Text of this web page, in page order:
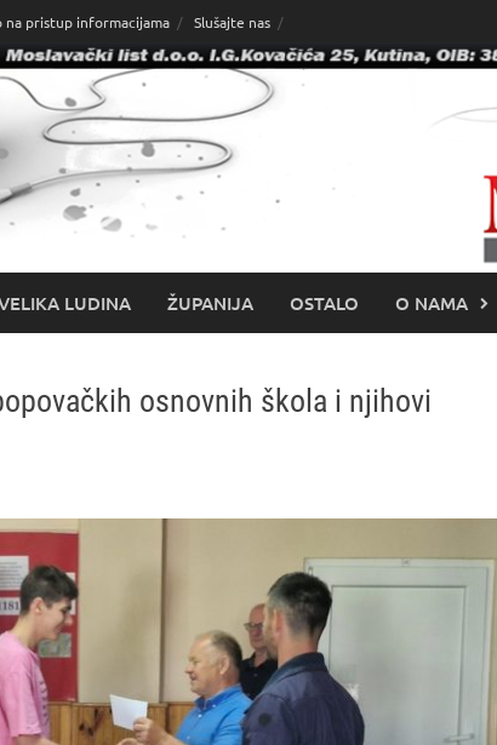
na pristup informacijama Slušajte nas
LUDINA ŽUPANIJA OSTALO O NAMA
osnovnih škola i njihovi